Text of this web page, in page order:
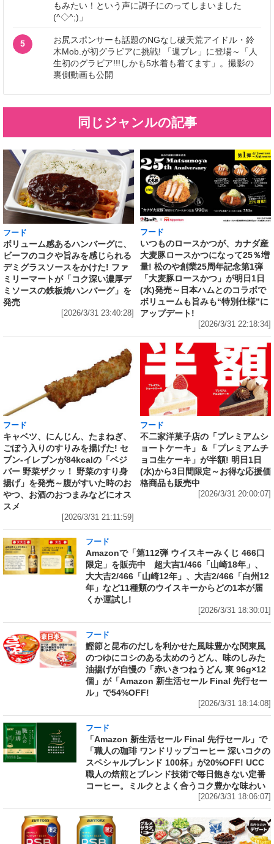
もみたい！という声に調子にのってしまいました
(^◇^;)」
5
お尻スポンサーも話題のNGなし破天荒アイドル・鈴
木Mob.が初グラビアに挑戦! 「週プレ」に登場～「人
生初のグラビア!!!しかも5水着も着てます」。撮影の
裏側動画も公開
同じジャンルの記事
フード
ボリューム感あるハンバーグに、
ビーフのコクや旨みを感じられる
デミグラスソースをかけた! ファ
ミリーマートが「コク深い濃厚デ
ミソースの鉄板焼ハンバーグ」を
発売
[2026/3/31 23:40:28]
フード
いつものロースかつが、カナダ産
大麦豚ロースかつになって25％増
量! 松のや創業25周年記念第1弾
「大麦豚ロースかつ」が明日1日
(水)発売～日本ハムとのコラボで
ボリュームも旨みも“特別仕様”に
アップデート!
[2026/3/31 22:18:34]
フード
キャベツ、にんじん、たまねぎ、
ごぼう入りのすりみを揚げた! セ
ブン‐イレブンが84kcalの「ベジ
バー 野菜ザクッ！ 野菜のすり身
揚げ」を発売～腹がすいた時のお
やつ、お酒のおつまみなどにオス
スメ
[2026/3/31 21:11:59]
フード
不二家洋菓子店の「プレミアムシ
ョートケーキ」＆「プレミアムチ
ョコ生ケーキ」が半額! 明日1日
(水)から3日間限定～お得な応援価
格商品も販売中
[2026/3/31 20:00:07]
フード
Amazonで「第112弾 ウイスキーみくじ 466口
限定」を販売中 超大吉1/466「山崎18年」、
大大吉2/466「山崎12年」、大吉2/466「白州12
年」など11種類のウイスキーからどの1本が届
くか運試し!
[2026/3/31 18:30:01]
フード
鰹節と昆布のだしを利かせた風味豊かな関東風
のつゆにコシのある太めのうどん、味のしみた
油揚げが自慢の「赤いきつねうどん 東 96g×12
個」が「Amazon 新生活セール Final 先行セー
ル」で54%OFF!
[2026/3/31 18:14:08]
フード
「Amazon 新生活セール Final 先行セール」で
「職人の珈琲 ワンドリップコーヒー 深いコクの
スペシャルブレンド 100杯」が20%OFF! UCC
職人の焙煎とブレンド技術で毎日飽きない定番
コーヒー。ミルクとよく合うコク豊かな味わい
[2026/3/31 18:06:07]